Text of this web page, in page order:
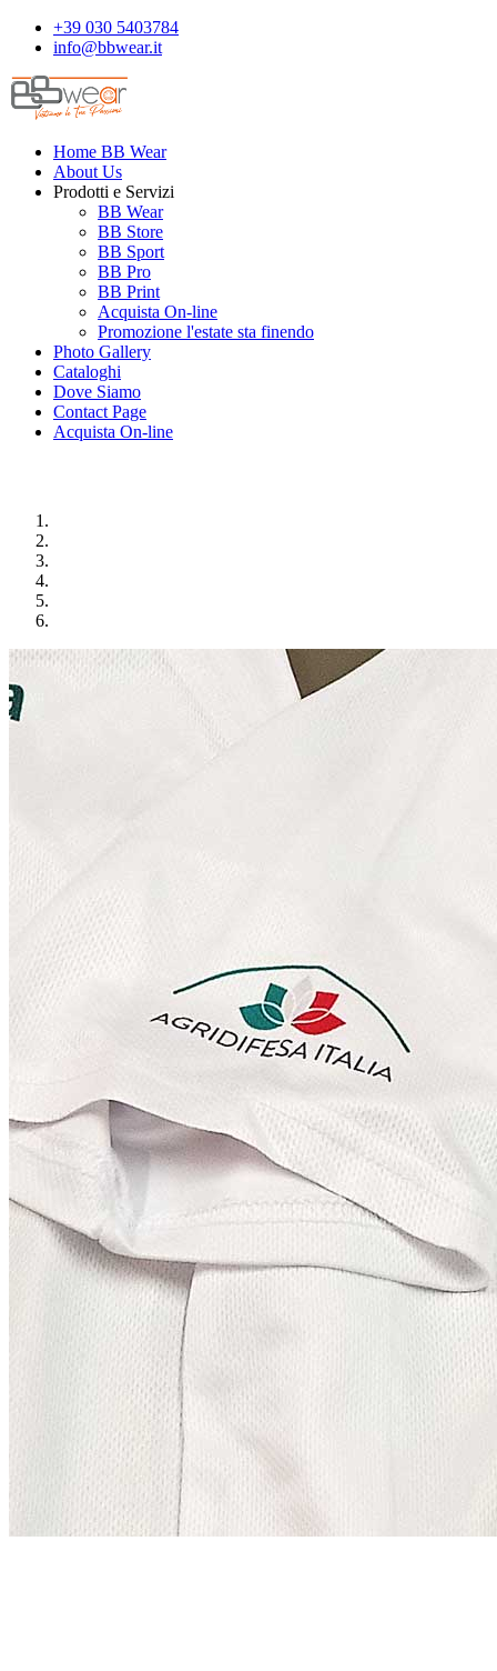
+39 030 5403784
info@bbwear.it
Home BB Wear
About Us
Prodotti e Servizi
BB Wear
BB Store
BB Sport
BB Pro
BB Print
Acquista On-line
Promozione l'estate sta finendo
Photo Gallery
Cataloghi
Dove Siamo
Contact Page
Acquista On-line